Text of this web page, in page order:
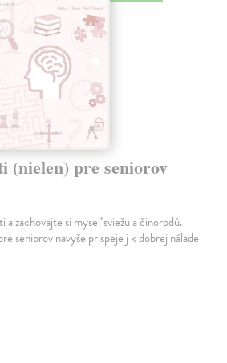
(nielen) pre seniorov
zachovajte si myseľ sviežu a činorodú.
seniorov navyše prispeje j k dobrej nálade